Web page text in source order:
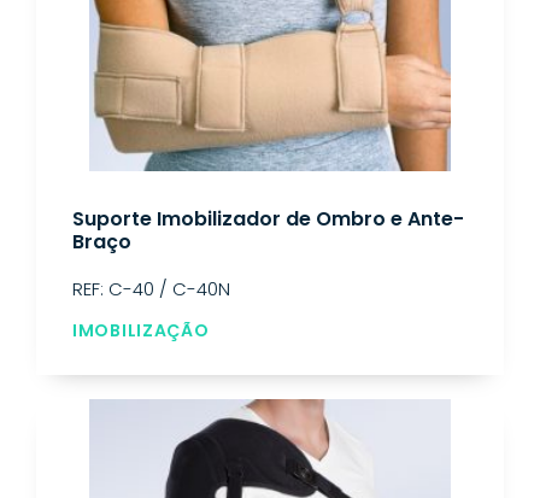
Suporte Imobilizador de Ombro e Ante-
Braço
REF: C-40 / C-40N
IMOBILIZAÇÃO